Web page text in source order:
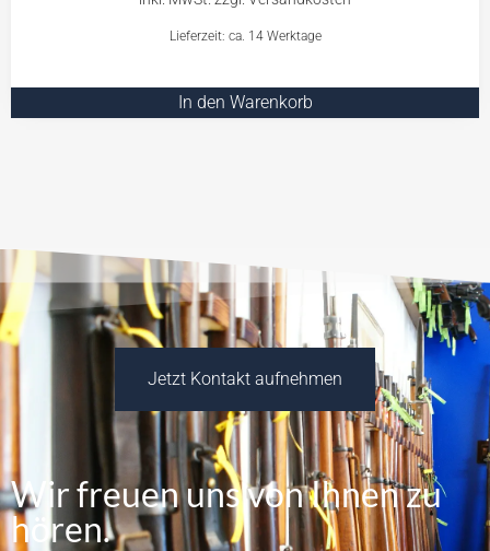
Lieferzeit: ca. 14 Werktage
In den Warenkorb
Jetzt Kontakt aufnehmen
Wir freuen uns von Ihnen zu
hören.